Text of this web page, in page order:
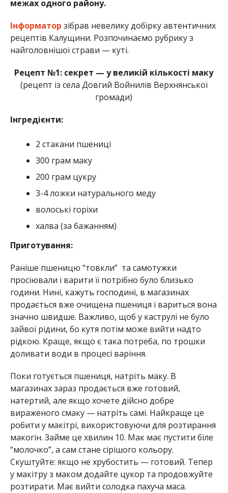
межах одного району.
Інформатор зібрав невелику добірку автентичних
рецептів Калущини. Розпочинаємо рубрику з
найголовнішої страви — куті.
Рецепт №1: секрет — у великій кількості маку
(рецепт із села Довгий Войнилів Верхнянської
громади)
Інгредієнти:
2 стакани пшениці
300 грам маку
200 грам цукру
3-4 ложки натурального меду
волоські горіхи
халва (за бажанням)
Приготування:
Раніше пшеницю “товкли” та самотужки
просіювали і варити її потрібно було близько
години. Нині, кажуть господині, в магазинах
продається вже очищена пшениця і вариться вона
значно швидше. Важливо, щоб у каструлі не було
зайвої рідини, бо кутя потім може вийти надто
рідкою. Краще, якщо є така потреба, по трошки
доливати води в процесі варіння.
Поки готується пшениця, натріть маку. В
магазинах зараз продається вже готовий,
натертий, але якщо хочете дійсно добре
вираженого смаку — натріть самі. Найкраще це
робити у макітрі, використовуючи для розтирання
макогін. Займе це хвилин 10. Мак має пустити біле
“молочко”, а сам стане сірішого кольору.
Скуштуйте: якщо не хрубостить — готовий. Тепер
у макітру з маком додайте цукор та продовжуйте
розтирати. Має вийти солодка пахуча маса.